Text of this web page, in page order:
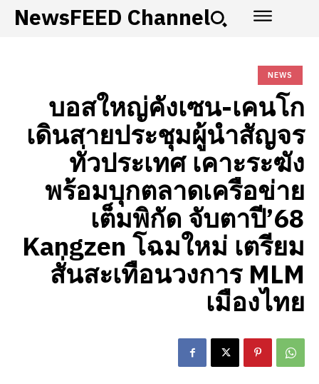
NewsFEED Channel
NEWS
บอสใหญ่คังเซน-เคนโก
เดินสายประชุมผู้นำสัญจร
ทั่วประเทศ เคาะระฆัง
พร้อมบุกตลาดเครือข่าย
เต็มพิกัด จับตาปี’68
Kangzen โฉมใหม่ เตรียม
สั่นสะเทือนวงการ MLM
เมืองไทย